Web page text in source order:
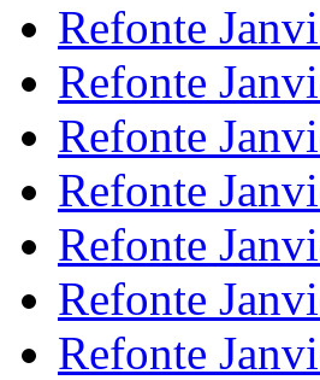
Refonte
Refonte
Refonte
Refonte
Refonte
Refonte
Refonte